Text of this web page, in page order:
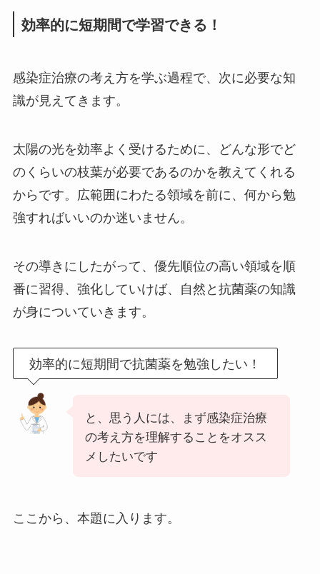
効率的に短期間で学習できる！
感染症治療の考え方を学ぶ過程で、次に必要な知
識が見えてきます。
太陽の光を効率よく受けるために、どんな形でど
のくらいの枝葉が必要であるのかを教えてくれる
からです。広範囲にわたる領域を前に、何から勉
強すればいいのか迷いません。
その導きにしたがって、優先順位の高い領域を順
番に習得、強化していけば、自然と抗菌薬の知識
が身についていきます。
効率的に短期間で抗菌薬を勉強したい！
と、思う人には、まず感染症治療
の考え方を理解することをオスス
メしたいです
ここから、本題に入ります。